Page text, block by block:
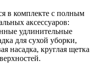
в комплекте с полным
аксессуаров:
удлинительные
для сухой уборки,
насадка, круглая щетка